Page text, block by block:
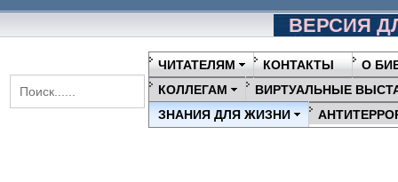
ВЕРСИЯ
ЧИТАТЕЛЯМ КОНТАКТЫ
О
КОЛЛЕГАМ
ВИРТУАЛЬНЫЕ
ЗНАНИЯ ДЛЯ ЖИЗНИ